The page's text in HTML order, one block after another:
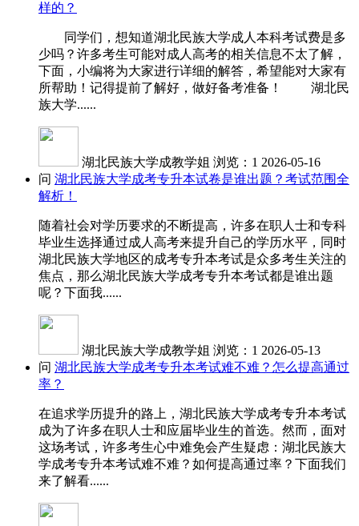
样的？
同学们，想知道湖北民族大学成人本科考试费是多
少吗？许多考生可能对成人高考的相关信息不太了解，
下面，小编将为大家进行详细的解答，希望能对大家有
所帮助！记得提前了解好，做好备考准备！ 湖北民
族大学......
湖北民族大学成教学姐 浏览：1 2026-05-16
问 湖北民族大学成考专升本试卷是谁出题？考试范围全
解析！
随着社会对学历要求的不断提高，许多在职人士和专科
毕业生选择通过成人高考来提升自己的学历水平，同时
湖北民族大学地区的成考专升本考试是众多考生关注的
焦点，那么湖北民族大学成考专升本考试都是谁出题
呢？下面我......
湖北民族大学成教学姐 浏览：1 2026-05-13
问 湖北民族大学成考专升本考试难不难？怎么提高通过
率？
在追求学历提升的路上，湖北民族大学成考专升本考试
成为了许多在职人士和应届毕业生的首选。然而，面对
这场考试，许多考生心中难免会产生疑虑：湖北民族大
学成考专升本考试难不难？如何提高通过率？下面我们
来了解看......